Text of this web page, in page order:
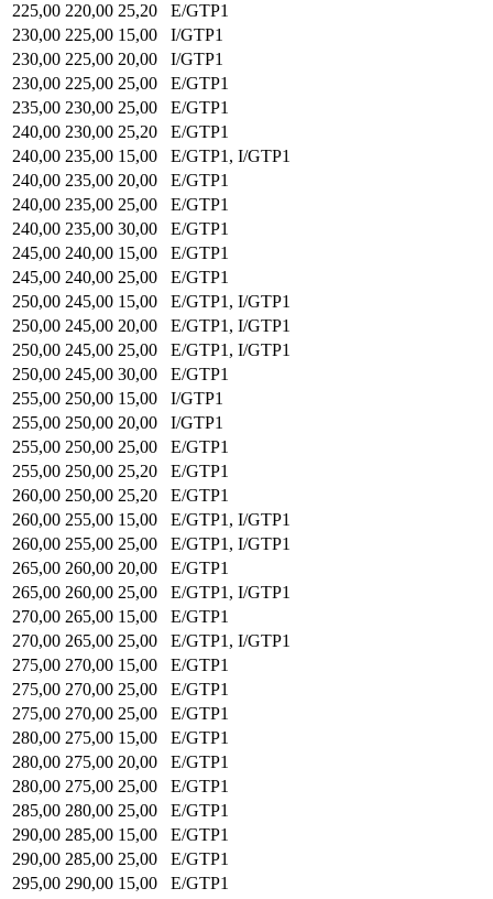
225,00 220,00 25,20
E/GTP1
230,00 225,00 15,00
I/GTP1
230,00 225,00 20,00
I/GTP1
230,00 225,00 25,00
E/GTP1
235,00 230,00 25,00
E/GTP1
240,00 230,00 25,20
E/GTP1
240,00 235,00 15,00
E/GTP1, I/GTP1
240,00 235,00 20,00
E/GTP1
240,00 235,00 25,00
E/GTP1
240,00 235,00 30,00
E/GTP1
245,00 240,00 15,00
E/GTP1
245,00 240,00 25,00
E/GTP1
250,00 245,00 15,00
E/GTP1, I/GTP1
250,00 245,00 20,00
E/GTP1, I/GTP1
250,00 245,00 25,00
E/GTP1, I/GTP1
250,00 245,00 30,00
E/GTP1
255,00 250,00 15,00
I/GTP1
255,00 250,00 20,00
I/GTP1
255,00 250,00 25,00
E/GTP1
255,00 250,00 25,20
E/GTP1
260,00 250,00 25,20
E/GTP1
260,00 255,00 15,00
E/GTP1, I/GTP1
260,00 255,00 25,00
E/GTP1, I/GTP1
265,00 260,00 20,00
E/GTP1
265,00 260,00 25,00
E/GTP1, I/GTP1
270,00 265,00 15,00
E/GTP1
270,00 265,00 25,00
E/GTP1, I/GTP1
275,00 270,00 15,00
E/GTP1
275,00 270,00 25,00
E/GTP1
275,00 270,00 25,00
E/GTP1
280,00 275,00 15,00
E/GTP1
280,00 275,00 20,00
E/GTP1
280,00 275,00 25,00
E/GTP1
285,00 280,00 25,00
E/GTP1
290,00 285,00 15,00
E/GTP1
290,00 285,00 25,00
E/GTP1
295,00 290,00 15,00
E/GTP1